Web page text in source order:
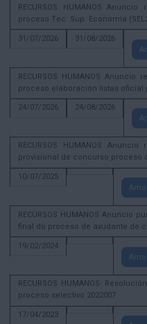
RECURSOS HUMANOS
proceso Tec. Sup. Economía
31/07/2026
31/08/2026
RECURSOS HUMANOS
proceso elaboración listas oficial
24/07/2026
24/08/2026
RECURSOS HUMANOS
provisional de concurso proceso
10/07/2025
RECURSOS HUMANOS
final do proceso de axudante de
19/02/2024
RECURSOS HUMANOS-
proceso selectivo 2022007
17/04/2023